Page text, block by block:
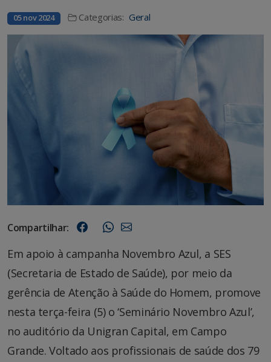
05 nov 2024 Categorias: Geral
Compartilhar:
Em apoio à campanha Novembro Azul, a SES
(Secretaria de Estado de Saúde), por meio da
gerência de Atenção à Saúde do Homem, promove
nesta terça-feira (5) o ‘Seminário Novembro Azul’,
no auditório da Unigran Capital, em Campo
Grande. Voltado aos profissionais de saúde dos 79